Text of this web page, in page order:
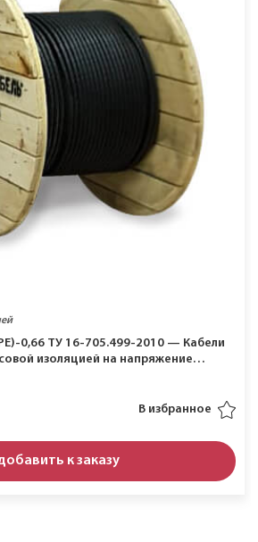
0,66 ТУ 16-705.499-2010 — Кабели
изоляцией на напряжение…
В избранное
к заказу